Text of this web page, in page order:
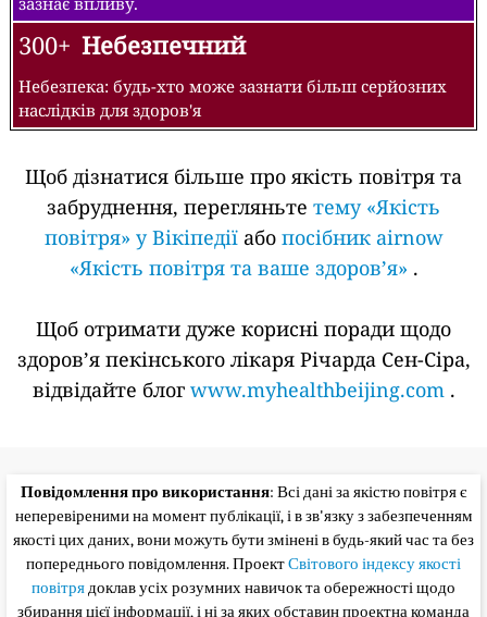
300+ Небезпечний
Небезпека: будь-хто може зазнати більш серйозних
наслідків для здоров'я
Щоб дізнатися більше про якість повітря та
забруднення, перегляньте тему «Якість
повітря» у Вікіпедіїабо посібник airnow
«Якість повітря та ваше здоров’я» .
Щоб отримати дуже корисні поради щодо
здоров’я пекінського лікаря Річарда Сен-Сіра,
відвідайте блог www.myhealthbeijing.com.
Повідомлення про використання: Всі дані за якістю повітря є
неперевіреними на момент публікації, і в зв'язку з забезпеченням
якості цих даних, вони можуть бути змінені в будь-який час та без
попереднього повідомлення. ПроектСвітового індексу якості
повітрядоклав усіх розумних навичок та обережності щодо
збирання цієї інформації, і ні за яких обставин проектна команда